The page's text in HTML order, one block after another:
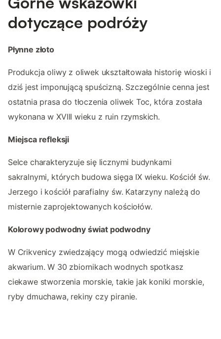
dotyczące podróży
Płynne złoto
Produkcja oliwy z oliwek ukształtowała historię wioski i
dziś jest imponującą spuścizną. Szczególnie cenna jest
ostatnia prasa do tłoczenia oliwek Toc, która została
wykonana w XVIII wieku z ruin rzymskich.
Miejsca refleksji
Selce charakteryzuje się licznymi budynkami
sakralnymi, których budowa sięga IX wieku. Kościół św.
Jerzego i kościół parafialny św. Katarzyny należą do
misternie zaprojektowanych kościołów.
Kolorowy podwodny świat podwodny
W Crikvenicy zwiedzający mogą odwiedzić miejskie
akwarium. W 30 zbiornikach wodnych spotkasz
ciekawe stworzenia morskie, takie jak koniki morskie,
ryby dmuchawa, rekiny czy piranie.